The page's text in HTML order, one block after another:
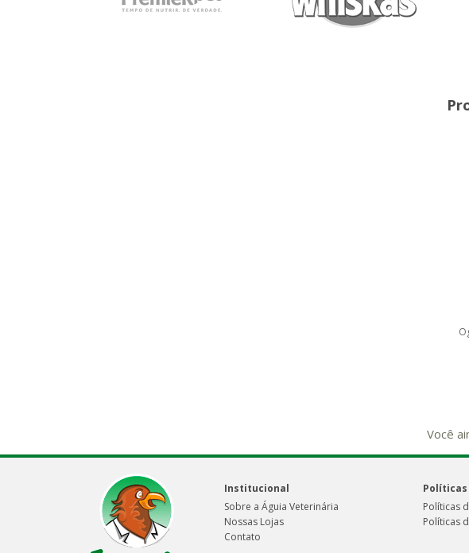
Você
Institucional
Sobre a Águia Veterinária
Nossas Lojas
Contato
Políticas
Políticas
Políticas